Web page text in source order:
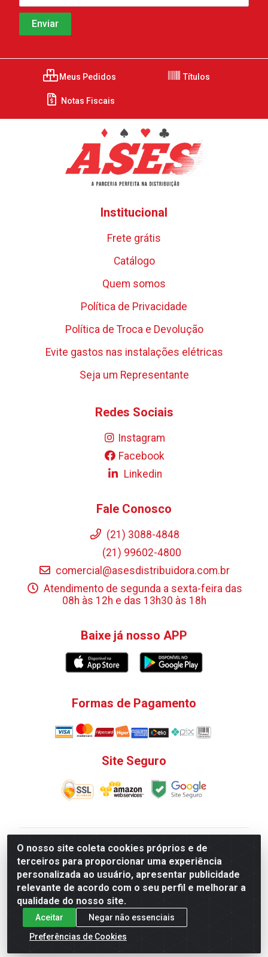
O nosso site coleta cookies próprios e de
terceiros para proporcionar uma experiência
personalizada ao usuário, apresentar publicidade
relevante de acordo com o seu perfil e melhorar a
qualidade do nosso site.
Aceitar
Negar não essenciais
Preferências de Cookies
Meus Pedidos Títulos
Notas Fiscais
Institucional
Frete grátis
Catálogo
Quem somos
Política de Privacidade
Política de Troca e Devolução
Evite gastos nas instalações elétricas
Seja um Representante
Redes Sociais
Instagram
Facebook
Linkedin
Fale Conosco
(21) 3088-4848
(21) 99602-4800
comercial@asesdistribuidora.com.br
Atendimento de segunda a sexta-feira das
08h às 12h e das 13h30 às 18h
Baixe já nosso APP
Formas de Pagamento
Site Seguro
V. C. Ferragens LTDA - Rua do Matoso, 132 - Praça da
Bandeira, Rio de Janeiro/ RJ - CEP 20.270-135 - CNPJ
12.324.723/0001-25
Todas as regras de promoções, descontos, preços e
prazos de pagamento e entrega expostos aqui são
válidos apenas para compras via internet. Preços e
estoque sujeito a alterações sem aviso prévio.